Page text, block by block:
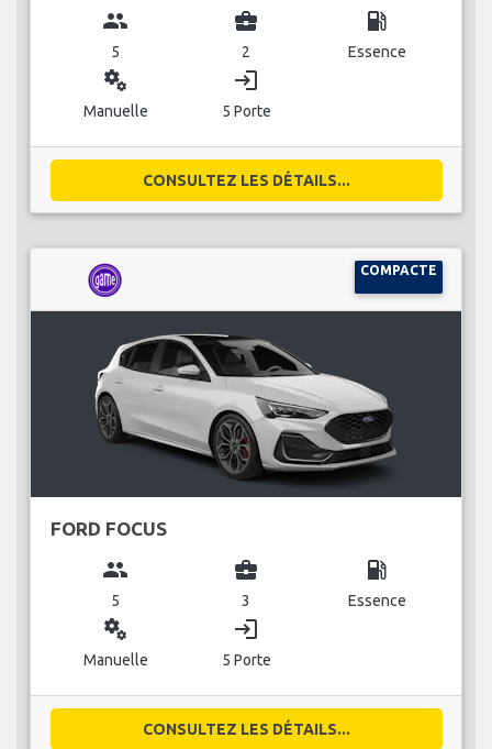
group
5
business_center
2
local_gas_station
Essence
miscellaneous_services
Manuelle
login
5 Porte
CONSULTEZ LES DÉTAILS...
COMPACTE
FORD FOCUS
group
5
business_center
3
local_gas_station
Essence
miscellaneous_services
Manuelle
login
5 Porte
CONSULTEZ LES DÉTAILS...